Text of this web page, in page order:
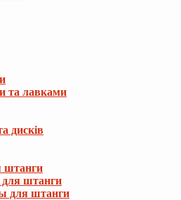
та лавками
дисків
штанги
штанги
для штанги